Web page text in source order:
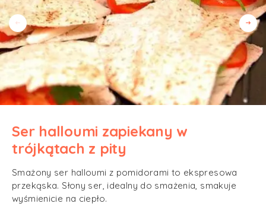
Ser halloumi zapiekany w
trójkątach z pity
Smażony ser halloumi z pomidorami to ekspresowa
przekąska. Słony ser, idealny do smażenia, smakuje
wyśmienicie na ciepło.